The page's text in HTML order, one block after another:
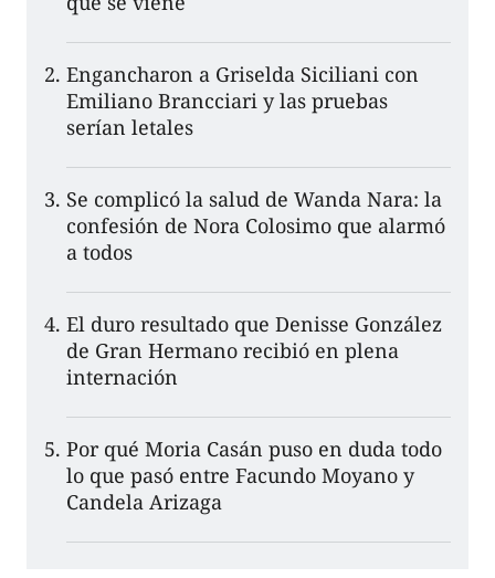
Engancharon a Griselda Siciliani con
Emiliano Brancciari y las pruebas
serían letales
Se complicó la salud de Wanda Nara: la
confesión de Nora Colosimo que alarmó
a todos
El duro resultado que Denisse González
de Gran Hermano recibió en plena
internación
Por qué Moria Casán puso en duda todo
lo que pasó entre Facundo Moyano y
Candela Arizaga